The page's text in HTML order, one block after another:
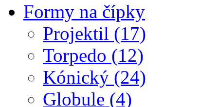
Formy na čípky
Projektil (17)
Torpedo (12)
Kónický (24)
Globule (4)